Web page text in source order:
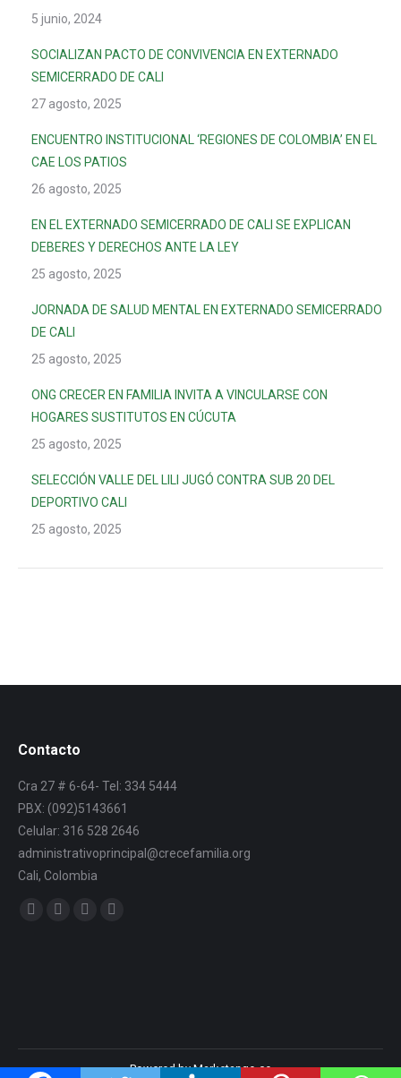
5 junio, 2024
SOCIALIZAN PACTO DE CONVIVENCIA EN EXTERNADO
SEMICERRADO DE CALI
27 agosto, 2025
ENCUENTRO INSTITUCIONAL ‘REGIONES DE COLOMBIA’ EN EL
CAE LOS PATIOS
26 agosto, 2025
EN EL EXTERNADO SEMICERRADO DE CALI SE EXPLICAN
DEBERES Y DERECHOS ANTE LA LEY
25 agosto, 2025
JORNADA DE SALUD MENTAL EN EXTERNADO SEMICERRADO
DE CALI
25 agosto, 2025
ONG CRECER EN FAMILIA INVITA A VINCULARSE CON
HOGARES SUSTITUTOS EN CÚCUTA
25 agosto, 2025
SELECCIÓN VALLE DEL LILI JUGÓ CONTRA SUB 20 DEL
DEPORTIVO CALI
25 agosto, 2025
Contacto
Cra 27 # 6-64- Tel: 334 5444
PBX: (092)5143661
Celular: 316 528 2646
administrativoprincipal@crecefamilia.org
Cali, Colombia
Find us on:
Powered by Marketango.co